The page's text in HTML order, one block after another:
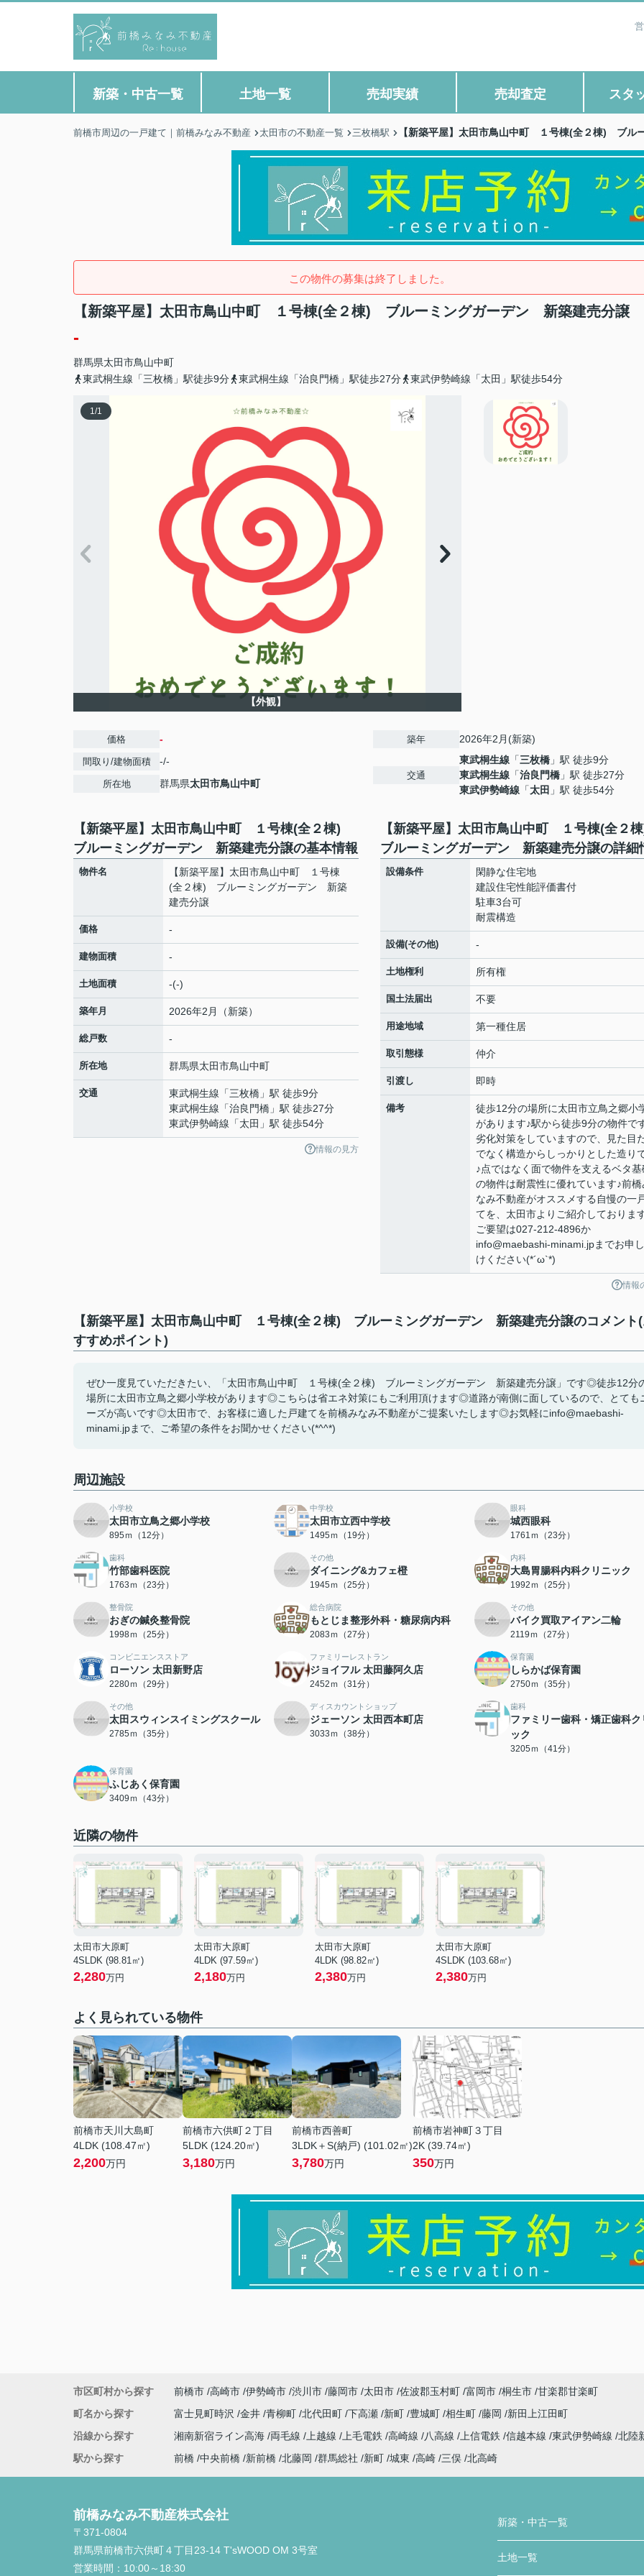
新築・中古一覧 土地一覧 売却実績 売却査定 スタ
前橋市周辺の一戸建て｜前橋みなみ不動産 太田市の不動産一覧 三枚橋駅 【新築平屋】太田市鳥山中町 １号棟(全２棟) ブル
この物件の募集は終了しました。
【新築平屋】太田市鳥山中町 １号棟(全２棟) ブルーミングガーデン 新築建売分譲
-
群馬県太田市鳥山中町
東武桐生線「三枚橋」駅徒歩9分
東武桐生線「治良門橋」駅徒歩27分 東武伊勢崎線「太田」駅徒歩54分
1/1
【外観】
価格 -
間取り/建物面積 -/-
所在地 群馬県太田市鳥山中町
築年 2026年2月(新築)
交通
東武桐生線 「三枚橋 」駅 徒歩9分
東武桐生線 「治良門橋 」駅 徒歩27分
東武伊勢崎線 「太田 」駅 徒歩54分
【新築平屋】太田市鳥山中町 １号棟(全２棟)
ブルーミングガーデン 新築建売分譲の基本情報
物件名
【新築平屋】太田市鳥山中町 １号棟
(全２棟) ブルーミングガーデン 新築
建売分譲
価格 -
建物面積 -
土地面積 -(-)
築年月 2026年2月（新築）
総戸数 -
所在地 群馬県太田市鳥山中町
交通 東武桐生線 「三枚橋 」駅 徒歩9分
東武桐生線 「治良門橋 」駅 徒歩27分
東武伊勢崎線 「太田 」駅 徒歩54分
情報の見方
【新築平屋】太田市鳥山中町 １号棟(全
ブルーミングガーデン 新築建売分譲の詳細
設備条件
閑静な住宅地
建設住宅性能評価書付
駐車3台可
耐震構造
設備(その他) -
土地権利 所有権
国土法届出 不要
用途地域 第一種住居
取引態様 仲介
引渡し 即時
備考
徒歩12分の場所に太田市立鳥之郷小
があります♪駅から徒歩9分の物件で
劣化対策をしていますので、見た目
でなく構造からしっかりとした造り
♪点ではなく面で物件を支えるベタ基
の物件は耐震性に優れています♪前橋
なみ不動産がオススメする自慢の一
てを、太田市よりご紹介しておりま
ご要望は027-212-4896か
info@maebashi-minami.jpまでお申
けください(*´ω`*)
情報
【新築平屋】太田市鳥山中町 １号棟(全２棟) ブルーミングガーデン 新築建売分譲のコメント
すすめポイント)
ぜひ一度見ていただきたい、「太田市鳥山中町 １号棟(全２棟) ブルーミングガーデン 新築建売分譲」です◎徒歩12分
場所に太田市立鳥之郷小学校があります◎こちらは省エネ対策にもご利用頂けます◎道路が南側に面しているので、とても
ーズが高いです◎太田市で、お客様に適した戸建てを前橋みなみ不動産がご提案いたします◎お気軽にinfo@maebashi-
minami.jpまで、ご希望の条件をお聞かせください(*^^*)
周辺施設
小学校
太田市立鳥之郷小学校
895ｍ（12分）
中学校
太田市立西中学校
1495ｍ（19分）
眼科
城西眼科
1761ｍ（23分）
歯科
竹部歯科医院
1763ｍ（23分）
その他
ダイニング&カフェ橙
1945ｍ（25分）
内科
大島胃腸科内科クリニック
1992ｍ（25分）
整骨院
おぎの鍼灸整骨院
1998ｍ（25分）
総合病院
もとじま整形外科・糖尿病内科
2083ｍ（27分）
その他
バイク買取アイアン二輪
2119ｍ（27分）
コンビニエンスストア
ローソン 太田新野店
2280ｍ（29分）
ファミリーレストラン
ジョイフル 太田藤阿久店
2452ｍ（31分）
保育園
しらかば保育園
2750ｍ（35分）
その他
太田スウィンスイミングスクール
2785ｍ（35分）
ディスカウントショップ
ジェーソン 太田西本町店
3033ｍ（38分）
歯科
ファミリー歯科・矯正歯科ク
ック
3205ｍ（41分）
保育園
ふじあく保育園
3409ｍ（43分）
近隣の物件
太田市大原町
4SLDK (98.81㎡)
2,280万円
太田市大原町
4LDK (97.59㎡)
2,180万円
太田市大原町
4LDK (98.82㎡)
2,380万円
太田市大原町
4SLDK (103.68㎡)
2,380万円
よく見られている物件
前橋市天川大島町
4LDK (108.47㎡)
2,200万円
前橋市六供町２丁目
5LDK (124.20㎡)
3,180万円
前橋市西善町
3LDK＋S(納戸) (101.02㎡)
3,780万円
前橋市岩神町３丁目
2K (39.74㎡)
350万円
市区町村から探す 前橋市 高崎市 伊勢崎市 渋川市 藤岡市 太田市 佐波郡玉村町 富岡市 桐生市 甘楽郡甘楽町
町名から探す
富士見町時沢 金井 青柳町 北代田町 下高瀬 新町 豊城町 相生町 藤岡
新田上江田町
沿線から探す
湘南新宿ライン高海 両毛線 上越線 上毛電鉄 高崎線 八高線 上信電鉄 信越本線 東武伊勢崎線 北陸
駅から探す
前橋 中央前橋 新前橋 北藤岡 群馬総社 新町 城東 高崎 三俣 北高崎
前橋みなみ不動産株式会社
〒371-0804
群馬県前橋市六供町４丁目23‐14 T'sWOOD OM 3号室
営業時間： 10:00～18:30
新築・中古一覧
土地一覧